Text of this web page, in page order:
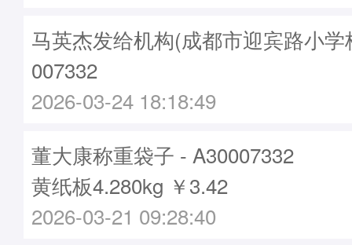
马英杰发给机构(成都市迎宾路小
007332
2026-03-24 18:18:49
董大康称重袋子 - A30007332
黄纸板4.280kg ￥3.42
2026-03-21 09:28:40